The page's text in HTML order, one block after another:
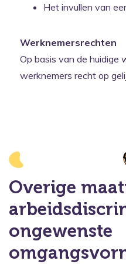
Het invullen van
Werknemersrechten
Op basis van de huidige
werknemers recht op
Overige
ongewenste